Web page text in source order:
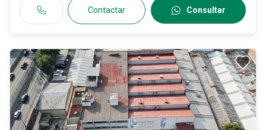
Contactar Consultar